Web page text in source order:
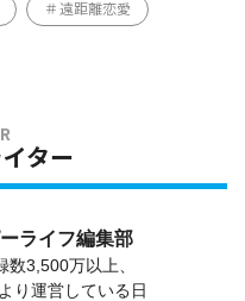
遠距離恋愛
ター
ライフ編集部
数3,500万以上、
り運営している日